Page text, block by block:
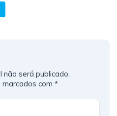
não será publicado.
com *